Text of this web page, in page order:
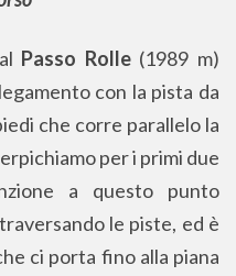
Passo Rolle(1989 m)
con la pista da
che corre parallelo la
per i primi due
a questo punto
le piste, ed è
ci porta fino alla piana